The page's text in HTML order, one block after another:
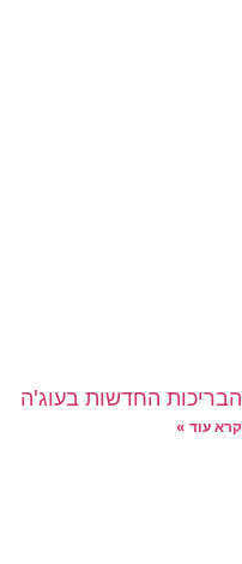
הבריכות החדשות בעוג'ה
קרא עוד »